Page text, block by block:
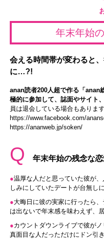
年末年始
会える時間帯が変わると
に…?!
anan読者200人超で作る「anan
極的に参加して、誌面やサイト
員は退会している場合もあります
https://www.facebook.com/
https://ananweb.jp/soken/
Q 年末年始の残念な
●温厚な人だと思っていた彼が
しみにしていたデートが台無し
●大晦日に彼の実家に行ったら
は出ないで年末感を味わえず、
●カウントダウンライブで彼が
真面目な人だっただけにドン引